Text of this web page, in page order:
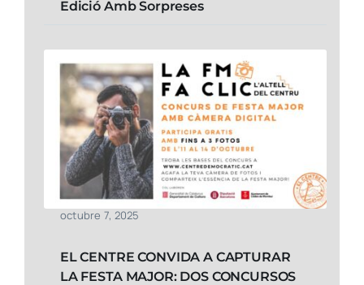
Edició Amb Sorpreses
octubre 7, 2025
EL CENTRE CONVIDA A CAPTURAR
LA FESTA MAJOR: DOS CONCURSOS